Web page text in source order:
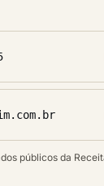
públicos da